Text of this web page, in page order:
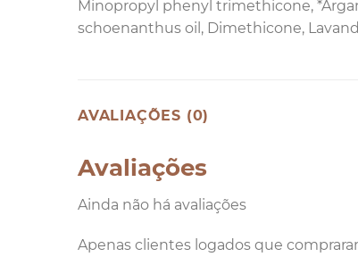
Minopropyl phenyl trimethicone,
schoenanthus oil, Dimethicone,
AVALIAÇÕES (0)
Avaliações
Ainda não há avaliações
Apenas clientes logados que